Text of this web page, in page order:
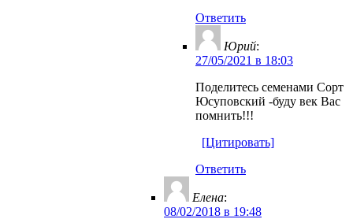
Ответить
Юрий:
27/05/2021 в 18:03
Поделитесь семенами Сорт
Юсуповский -буду век Вас
помнить!!!
[Цитировать]
Ответить
Елена:
08/02/2018 в 19:48